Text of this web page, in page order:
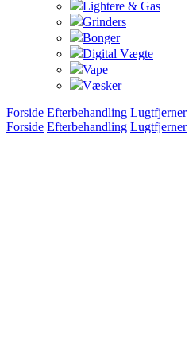
Lightere & Gas
Grinders
Bonger
Digital Vægte
Vape
Væsker
Forside Efterbehandling Lugtfjerner
Forside Efterbehandling Lugtfjerner